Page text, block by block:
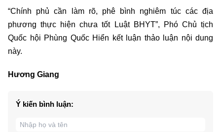
“Chính phủ cần làm rõ, phê bình nghiêm túc các địa
phương thực hiện chưa tốt Luật BHYT”, Phó Chủ tịch
Quốc hội Phùng Quốc Hiển kết luận thảo luận nội dung
này.
Hương Giang
Ý kiến bình luận: